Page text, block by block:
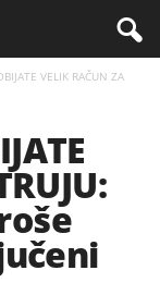
VELIK RAČUN ZA